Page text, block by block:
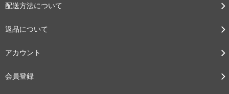
配送方法について
返品について
アカウント
会員登録